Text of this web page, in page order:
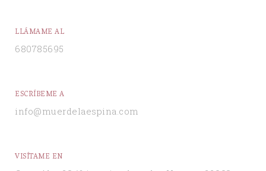
LLÁMAME AL
680785695
ESCRÍBEME A
info@muerdelaespina.com
VISÍTAME EN